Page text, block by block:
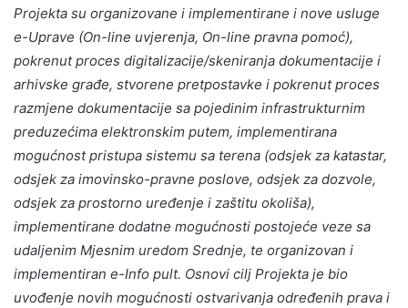
Projekta su organizovane i implementirane i nove usluge
e-Uprave (On-line uvjerenja, On-line pravna pomoć),
pokrenut proces digitalizacije/skeniranja dokumentacije i
arhivske građe, stvorene pretpostavke i pokrenut proces
razmjene dokumentacije sa pojedinim infrastrukturnim
preduzećima elektronskim putem, implementirana
mogućnost pristupa sistemu sa terena (odsjek za katastar,
odsjek za imovinsko-pravne poslove, odsjek za dozvole,
odsjek za prostorno uređenje i zaštitu okoliša),
implementirane dodatne mogućnosti postojeće veze sa
udaljenim Mjesnim uredom Srednje, te organizovan i
implementiran e-Info pult. Osnovi cilj Projekta je bio
uvođenje novih mogućnosti ostvarivanja određenih prava i